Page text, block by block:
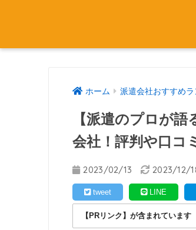
ホーム 派遣会社おすすめ
【派遣のプロが
会社！評判や口コ
2023/02/13 2023/12/
tweet LINE
【PRリンク】が含まれています